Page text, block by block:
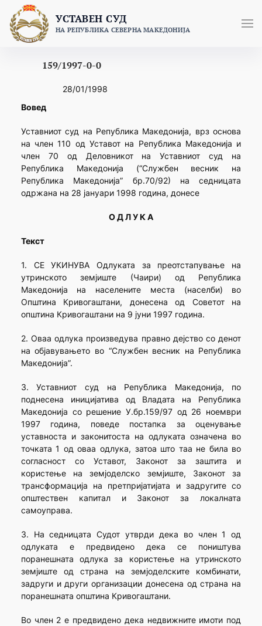
content
УСТАВЕН СУД
НА РЕПУБЛИКА СЕВЕРНА МАКЕДОНИЈА
159/1997-0-0
28/01/1998
Вовед
Уставниот суд на Република Македонија, врз основа
на член 110 од Уставот на Република Македонија и
член 70 од Деловникот на Уставниот суд на
Република Македонија (“Службен весник на
Република Македонија” бр.70/92) на седницата
одржана на 28 јануари 1998 година, донесе
О Д Л У К А
Текст
1. СЕ УКИНУВА Одлуката за преотстапување на
утринското земјиште (Чаири) од Република
Македонија на населените места (населби) во
Општина Кривогаштани, донесена од Советот на
општина Кривогаштани на 9 јуни 1997 година.
2. Оваа одлука произведува правно дејство со денот
на објавувањето во “Службен весник на Република
Македонија”.
3. Уставниот суд на Република Македонија, по
поднесена иницијатива од Владата на Република
Македонија со решение У.бр.159/97 од 26 ноември
1997 година, поведе постапка за оценување
уставноста и законитоста на одлуката означена во
точката 1 од оваа одлука, затоа што таа не била во
согласност со Уставот, Законот за заштита и
користење на земјоделско земјиште, Законот за
трансформација на претпријатијата и задругите со
општествен капитал и Законот за локалната
самоуправа.
3. На седницата Судот утврди дека во член 1 од
одлуката е предвидено дека се поништува
поранешната одлука за користење на утринското
земјиште од страна на земјоделските комбинати,
задруги и други организации донесена од страна на
поранешната општина Кривогаштани.
Во член 2 е предвидено дека недвижните имоти под